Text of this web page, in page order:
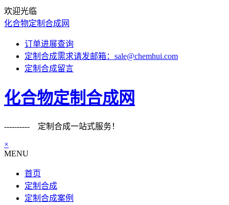
欢迎光临
化合物定制合成网
订单进展查询
定制合成需求请发邮箱：sale@chemhui.com
定制合成留言
化合物定制合成网
---------- 定制合成一站式服务！
×
MENU
首页
定制合成
定制合成案例